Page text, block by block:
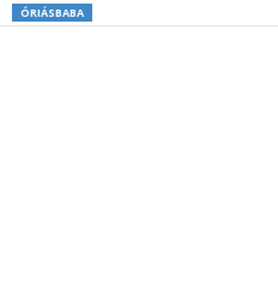
ÓRIÁSBABA